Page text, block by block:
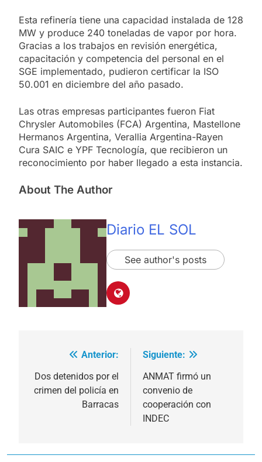
Esta refinería tiene una capacidad instalada de 128
MW y produce 240 toneladas de vapor por hora.
Gracias a los trabajos en revisión energética,
capacitación y competencia del personal en el
SGE implementado, pudieron certificar la ISO
50.001 en diciembre del año pasado.
Las otras empresas participantes fueron Fiat
Chrysler Automobiles (FCA) Argentina, Mastellone
Hermanos Argentina, Verallia Argentina-Rayen
Cura SAIC e YPF Tecnología, que recibieron un
reconocimiento por haber llegado a esta instancia.
About The Author
Diario EL SOL
See author's posts
Navegación
de
entradas
Anterior:
Dos detenidos por el
crimen del policía en
Barracas
Siguiente:
ANMAT firmó un
convenio de
cooperación con
INDEC